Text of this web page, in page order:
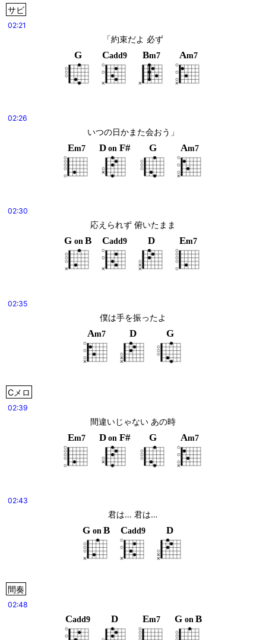
サビ
02:21
「約束だよ 必ず
G Cadd9 Bm7 Am7
02:26
いつの日かまた会おう」
Em7 D on F# G Am7
02:30
応えられず 俯いたまま
G on B Cadd9 D Em7
02:35
僕は手を振ったよ
Am7 D G
Cメロ
02:39
間違いじゃない あの時
Em7 D on F# G Am7
02:43
君は… 君は…
G on B Cadd9 D
間奏
02:48
Cadd9 D Em7 G on B